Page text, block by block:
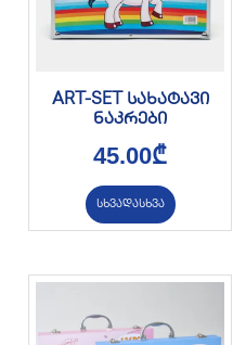
ART-SET სახატავი
ნაკრები
45.00₾
სხვადასხვა